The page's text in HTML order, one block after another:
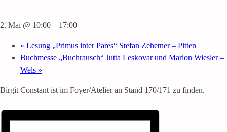
2. Mai @ 10:00 – 17:00
« Lesung „Primus inter Pares“ Stefan Zehetner – Pitten
Buchmesse „Buchrausch“ Jutta Leskovar und Marion Wiesler –
Wels »
Birgit Constant ist im Foyer/Atelier an Stand 170/171 zu finden.